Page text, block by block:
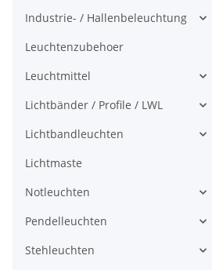
Industrie- / Hallenbeleuchtung
Leuchtenzubehoer
Leuchtmittel
Lichtbänder / Profile / LWL
Lichtbandleuchten
Lichtmaste
Notleuchten
Pendelleuchten
Stehleuchten